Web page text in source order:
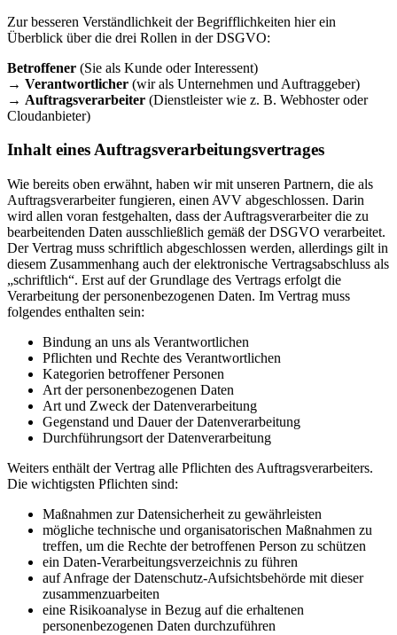
Zur besseren Verständlichkeit der Begrifflichkeiten hier ein
Überblick über die drei Rollen in der DSGVO:
Betroffener (Sie als Kunde oder Interessent)
→ Verantwortlicher (wir als Unternehmen und Auftraggeber)
→ Auftragsverarbeiter (Dienstleister wie z. B. Webhoster oder
Cloudanbieter)
Inhalt eines Auftragsverarbeitungsvertrages
Wie bereits oben erwähnt, haben wir mit unseren Partnern, die als
Auftragsverarbeiter fungieren, einen AVV abgeschlossen. Darin
wird allen voran festgehalten, dass der Auftragsverarbeiter die zu
bearbeitenden Daten ausschließlich gemäß der DSGVO verarbeitet.
Der Vertrag muss schriftlich abgeschlossen werden, allerdings gilt in
diesem Zusammenhang auch der elektronische Vertragsabschluss als
„schriftlich“. Erst auf der Grundlage des Vertrags erfolgt die
Verarbeitung der personenbezogenen Daten. Im Vertrag muss
folgendes enthalten sein:
Bindung an uns als Verantwortlichen
Pflichten und Rechte des Verantwortlichen
Kategorien betroffener Personen
Art der personenbezogenen Daten
Art und Zweck der Datenverarbeitung
Gegenstand und Dauer der Datenverarbeitung
Durchführungsort der Datenverarbeitung
Weiters enthält der Vertrag alle Pflichten des Auftragsverarbeiters.
Die wichtigsten Pflichten sind:
Maßnahmen zur Datensicherheit zu gewährleisten
mögliche technische und organisatorischen Maßnahmen zu
treffen, um die Rechte der betroffenen Person zu schützen
ein Daten-Verarbeitungsverzeichnis zu führen
auf Anfrage der Datenschutz-Aufsichtsbehörde mit dieser
zusammenzuarbeiten
eine Risikoanalyse in Bezug auf die erhaltenen
personenbezogenen Daten durchzuführen